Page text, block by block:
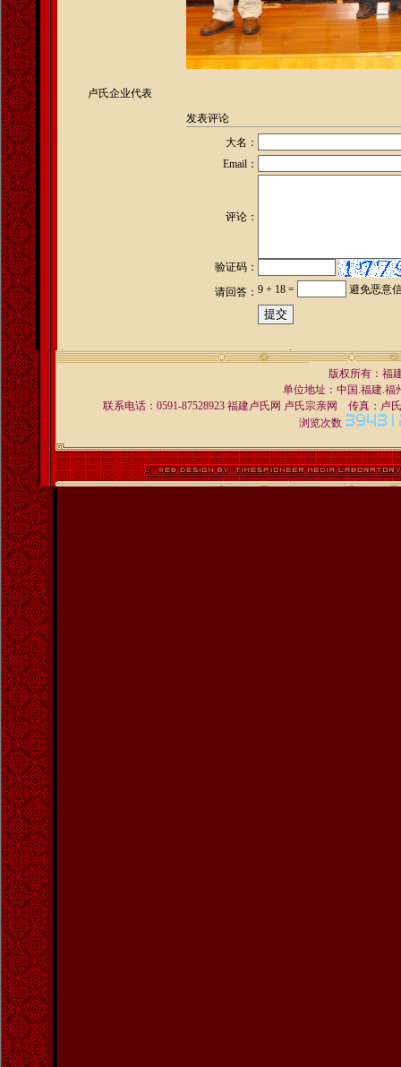
卢氏企业代表
发表评论
大名：
Email：
评论：
验证码：
请回答： 9 + 18 = 避免恶意
版权所有：福
单位地址：中国.福建.福
联系电话：0591-87528923 福建卢氏网 卢氏宗亲网 传真：卢
浏览次数